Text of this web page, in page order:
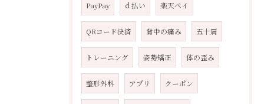
PayPay ｄ払い 楽天ペイ
QRコード決済 背中の痛み 五十肩
トレーニング 姿勢矯正 体の歪み
整形外科 アプリ クーポン